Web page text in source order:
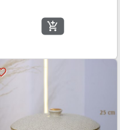
add_shopping_cart